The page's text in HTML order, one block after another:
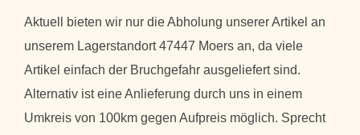
Aktuell bieten wir nur die Abholung unserer Artikel an
unserem Lagerstandort 47447 Moers an, da viele
Artikel einfach der Bruchgefahr ausgeliefert sind.
Alternativ ist eine Anlieferung durch uns in einem
Umkreis von 100km gegen Aufpreis möglich. Sprecht